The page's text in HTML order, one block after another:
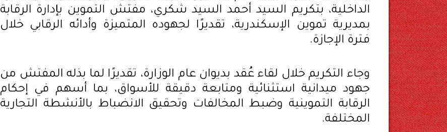
الداخلية، بتكريم السيد أحمد السيد شكري، مفتش التموين بإدارة الرقابة
بمديرية تموين الإسكندرية، تقديرًا لجهوده المتميزة وأدائه الرقابي خلال
فترة الإجازة.
وجاء التكريم خلال لقاء عُقد بديوان عام الوزارة، تقديرًا لما بذله المفتش من
جهود ميدانية استثنائية ومتابعة دقيقة للأسواق، بما أسهم في إحكام
الرقابة التموينية وضبط المخالفات وتحقيق الانضباط بالأنشطة التجارية
المختلفة.